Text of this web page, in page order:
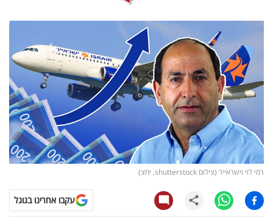
דעות
רכילות
עסקית
קריפטו
ויראלי
טלוויזיה
עסקי
ספורט
רמי לוי וישראייר (צילום shutterstock, יחצ)
עקבו אחרינו בגוגל